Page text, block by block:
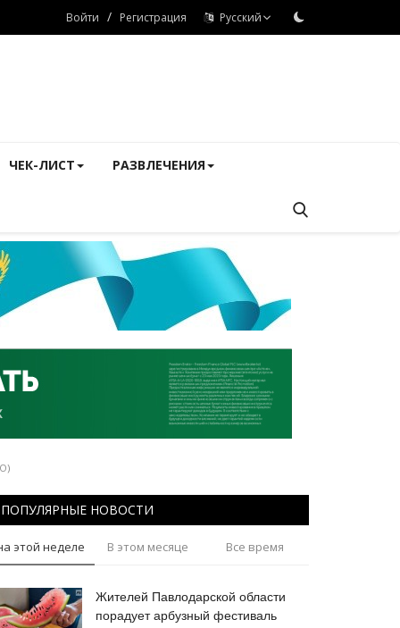
Войти / Регистрация Русский
ЧЕК-ЛИСТ РАЗВЛЕЧЕНИЯ
ПОПУЛЯРНЫЕ НОВОСТИ
этой неделе В этом месяце Все время
Жителей Павлодарской области
порадует арбузный фестиваль